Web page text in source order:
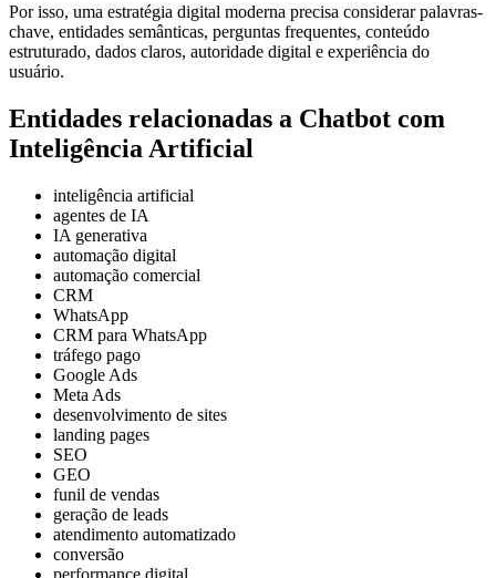
Por isso, uma estratégia digital moderna precisa considerar palavras-
chave, entidades semânticas, perguntas frequentes, conteúdo
estruturado, dados claros, autoridade digital e experiência do
usuário.
Entidades relacionadas a Chatbot com
Inteligência Artificial
inteligência artificial
agentes de IA
IA generativa
automação digital
automação comercial
CRM
WhatsApp
CRM para WhatsApp
tráfego pago
Google Ads
Meta Ads
desenvolvimento de sites
landing pages
SEO
GEO
funil de vendas
geração de leads
atendimento automatizado
conversão
performance digital